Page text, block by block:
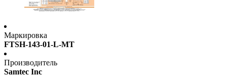
Маркировка
FTSH-143-01-L-MT
Производитель
Samtec Inc